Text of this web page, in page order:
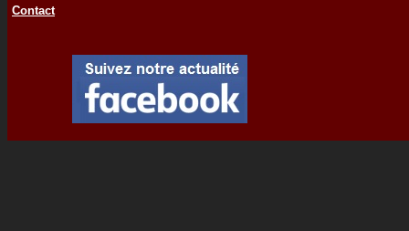
Contact